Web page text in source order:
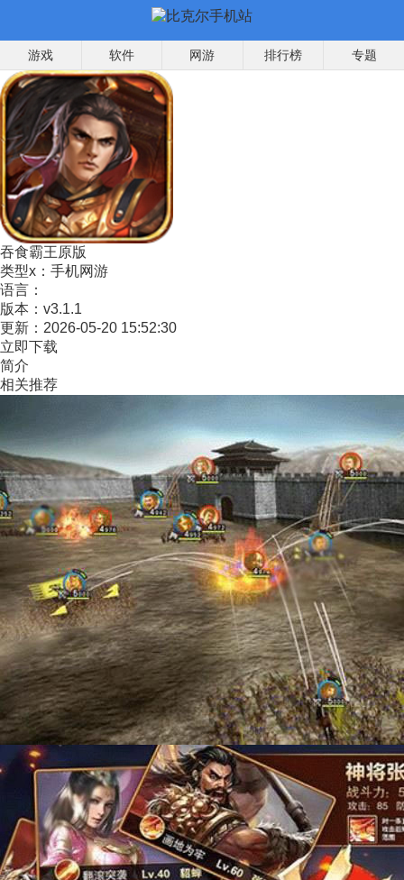
游戏 软件 网游 排行榜 专题
吞食霸王原版
类型x： 手机网游
语言：
版本： v3.1.1
更新： 2026-05-20 15:52:30
立即下载
简介
相关推荐